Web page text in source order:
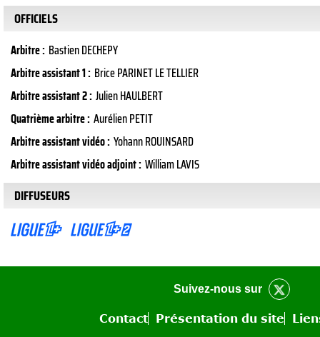
OFFICIELS
Arbitre : Bastien DECHEPY
Arbitre assistant 1 : Brice PARINET LE TELLIER
Arbitre assistant 2 : Julien HAULBERT
Quatrième arbitre : Aurélien PETIT
Arbitre assistant vidéo : Yohann ROUINSARD
Arbitre assistant vidéo adjoint : William LAVIS
DIFFUSEURS
Suivez-nous sur
Contact Présentation du site